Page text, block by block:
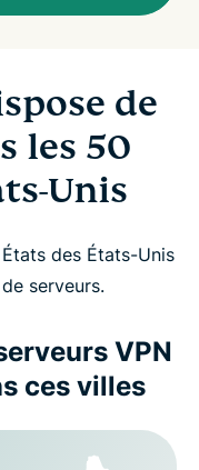
de
les 50
Unis
des États-Unis
serveurs.
VPN
ces villes